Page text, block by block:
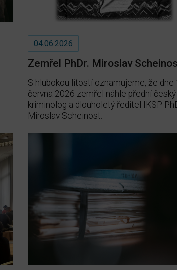
04.06.2026
Zemřel PhDr. Miroslav
S hlubokou lítostí oznamujeme, že dne
června 2026 zemřel náhle přední český
kriminolog a dlouholetý ředitel IKSP
Miroslav Scheinost.